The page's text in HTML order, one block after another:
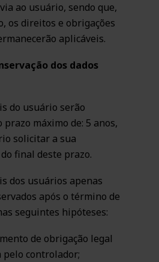
ao usuário, sendo que,
os direitos e obrigações
aplicáveis.
dos dados
do usuário serão
prazo máximo de: 5 anos,
solicitar a sua
final deste prazo.
dos usuários apenas
após o término de
seguintes hipóteses:
de obrigação legal
controlador;